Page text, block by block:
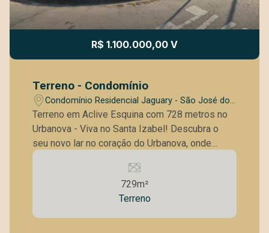
R$ 1.100.000,00 V
Terreno - Condomínio
Condomínio Residencial Jaguary - São José dos
Campos/SP
Terreno em Aclive Esquina com 728 metros no
Urbanova - Viva no Santa Izabel! Descubra o
seu novo lar no coração do Urbanova, onde
tranquilidade e conforto se encontram em
perfeita harmonia. Este terreno exclusivo de 728
metros quadrados oferece uma oportunidade
única para construir a casa dos seus sonhos, em
um ambiente completamente residencial e
729m²
Terreno